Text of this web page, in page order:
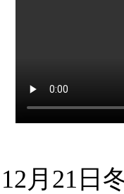
12月21日